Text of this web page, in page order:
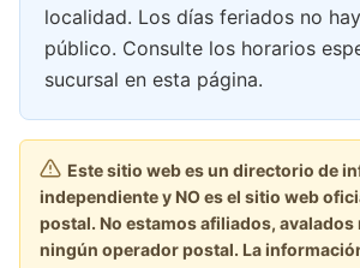
localidad. Los días feriados no
público. Consulte los horarios
sucursal en esta página.
Este sitio web es un directorio de
independiente y NO es el sitio web
postal. No estamos afiliados,
ningún operador postal. La